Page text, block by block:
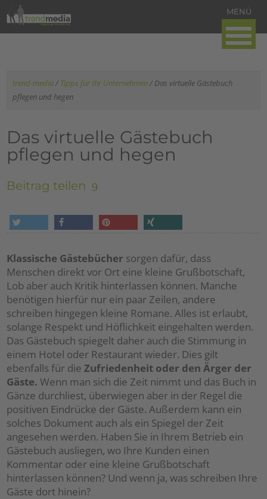
trend-media/ Tipps für Ihr Unternehmen/ Das virtuelle Gästebuch
pflegen und hegen
Das virtuelle Gästebuch
pflegen und hegen
Beitrag teilen
Klassische Gästebücher sorgen dafür, dass
Menschen direkt vor Ort eine kleine Grußbotschaft,
Lob aber auch Kritik hinterlassen können. Manche
benötigen hierfür nur ein paar Zeilen, andere
schreiben hingegen kleine Romane. Alles ist erlaubt,
solange Respekt und Höflichkeit eingehalten werden.
Das Gästebuch spiegelt daher auch die Stimmung in
einem Hotel oder Restaurant wieder. Dies gilt
ebenfalls für die Zufriedenheit oder den Ärger der
Gäste. Wenn man sich die Zeit nimmt und das Buch in
Gänze durchliest, überwiegen aber in der Regel die
positiven Eindrücke der Gäste. Außerdem kann ein
solches Dokument auch als ein Spiegel der Zeit
angesehen werden. Haben Sie in Ihrem Betrieb ein
Gästebuch ausliegen, wo Ihre Kunden einen
Kommentar oder eine kleine Grußbotschaft
hinterlassen können? Und wenn ja, was schreiben Ihre
Gäste dort hinein?